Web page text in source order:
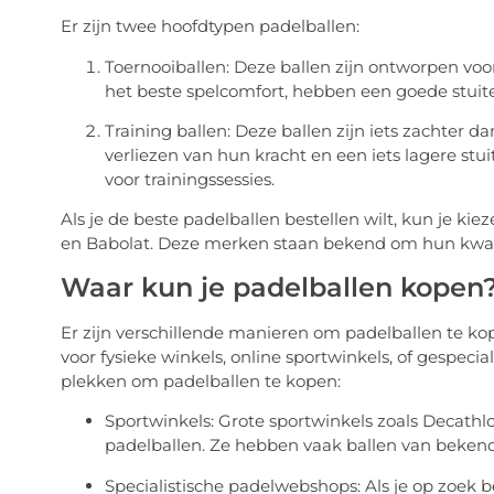
Er zijn twee hoofdtypen padelballen:
Toernooiballen: Deze ballen zijn ontworpen
het beste spelcomfort, hebben een goede
Training ballen: Deze ballen zijn iets zachter
verliezen van hun kracht en een iets lagere
voor trainingssessies.
Als je de beste padelballen bestellen wilt, kun je
en Babolat. Deze merken staan bekend om hun
Waar kun je padelballen
Er zijn verschillende manieren om padelballen te
voor fysieke winkels, online sportwinkels, of
plekken om padelballen te kopen:
Sportwinkels: Grote sportwinkels zoals
padelballen. Ze hebben vaak ballen van
Specialistische padelwebshops: Als je op